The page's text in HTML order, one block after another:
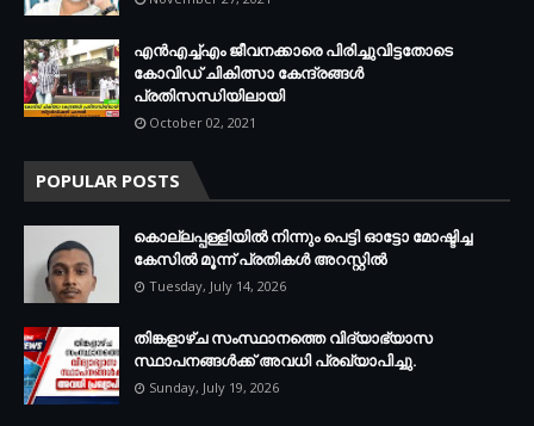
എന്‍എച്ച്എം ജീവനക്കാരെ പിരിച്ചുവിട്ടതോടെ
കോവിഡ് ചികിത്സാ കേന്ദ്രങ്ങള്‍
പ്രതിസന്ധിയിലായി
October 02, 2021
POPULAR POSTS
കൊല്ലപ്പള്ളിയില്‍ നിന്നും പെട്ടി ഓട്ടോ മോഷ്ടിച്ച
കേസില്‍ മൂന്ന് പ്രതികള്‍ അറസ്റ്റില്‍
Tuesday, July 14, 2026
തിങ്കളാഴ്ച സംസ്ഥാനത്തെ വിദ്യാഭ്യാസ
സ്ഥാപനങ്ങള്‍ക്ക് അവധി പ്രഖ്യാപിച്ചു.
Sunday, July 19, 2026